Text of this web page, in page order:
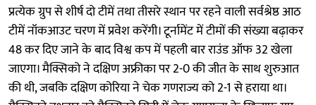
प्रत्येक ग्रुप से शीर्ष दो टीमें तथा तीसरे स्थान पर रहने वाली सर्वश्रेष्ठ आठ
टीमें नॉकआउट चरण में प्रवेश करेंगी। टूर्नामेंट में टीमों की संख्या बढ़ाकर
48 कर दिए जाने के बाद विश्व कप में पहली बार राउंड ऑफ 32 खेला
जाएगा। मैक्सिको ने दक्षिण अफ्रीका पर 2-0 की जीत के साथ शुरुआत
की थी, जबकि दक्षिण कोरिया ने चेक गणराज्य को 2-1 से हराया था।